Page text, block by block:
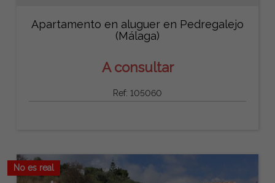
Apartamento en aluguer en Pedregalejo
(Málaga)
A consultar
Ref: 105060
No es real